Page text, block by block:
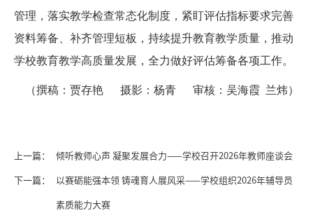
管理，落实教学检查常态化制度，紧盯评估指标要求完善
资料筹备、补齐管理短板，持续提升教育教学质量，推动
学校教育教学高质量发展，全力做好评估筹备各项工作。
（撰稿：贾存艳 摄影：杨青 审核：吴海霞 兰炜）
上一篇： 倾听教师心声 凝聚发展合力——学校召开2026年教师座谈会
下一篇： 以赛砺能强本领 铸魂育人展风采——学校组织2026年辅导员
素质能力大赛